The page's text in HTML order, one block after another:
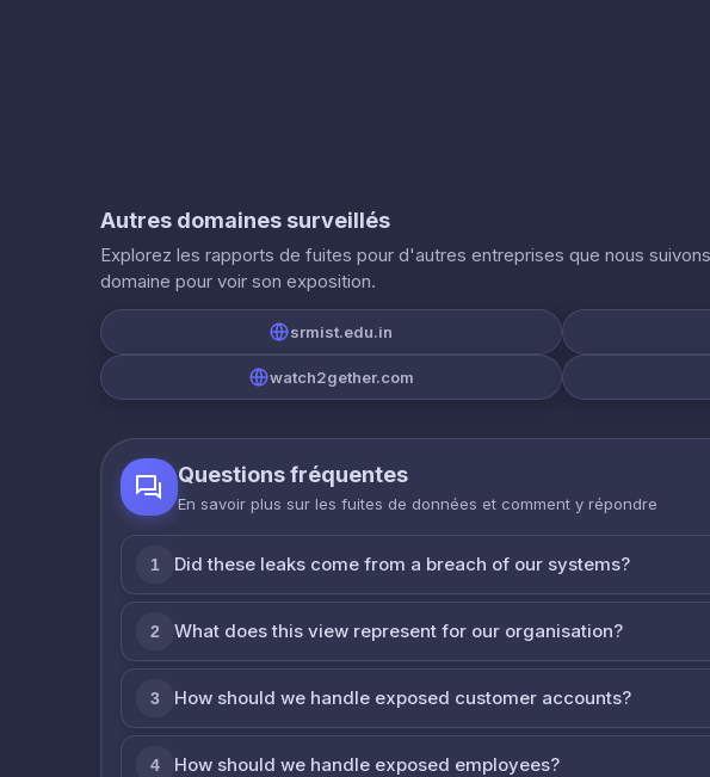
Autres domaines surveillés
Explorez les rapports de fuites pour d'autres entreprises que nous
domaine pour voir son exposition.
srmist.edu.in
watch2gether.com
Questions fréquentes
En savoir plus sur les fuites de données et comment y répondre
1 Did these leaks come from a breach of our systems?
2 What does this view represent for our organisation?
3 How should we handle exposed customer accounts?
4 How should we handle exposed employees?